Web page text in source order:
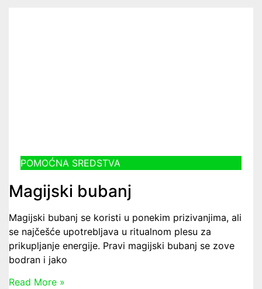
POMOĆNA SREDSTVA
Magijski bubanj
Magijski bubanj se koristi u ponekim prizivanjima, ali
se najčešće upotrebljava u ritualnom plesu za
prikupljanje energije. Pravi magijski bubanj se zove
bodran i jako
Read More »